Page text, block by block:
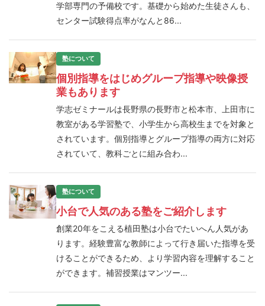
学部専門の予備校です。基礎から始めた生徒さんも、
センター試験得点率がなんと86...
塾について
個別指導をはじめグループ指導や映像授
業もあります
学志ゼミナールは長野県の長野市と松本市、上田市に
教室がある学習塾で、小学生から高校生までを対象と
されています。個別指導とグループ指導の両方に対応
されていて、教科ごとに組み合わ...
塾について
小台で人気のある塾をご紹介します
創業20年をこえる植田塾は小台でたいへん人気があ
ります。経験豊富な教師によって行き届いた指導を受
けることができるため、より学習内容を理解すること
ができます。補習授業はマンツー...